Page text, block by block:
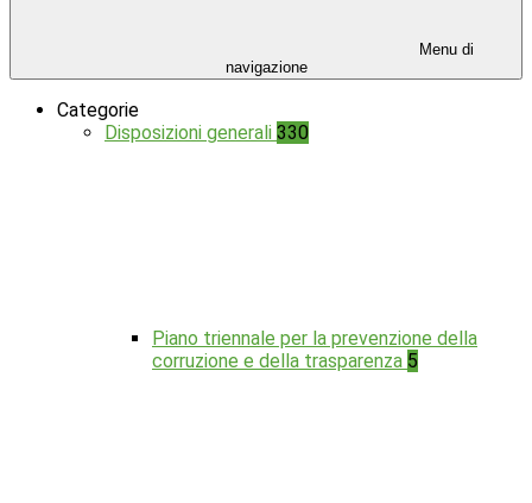
Menu di
navigazione
Categorie
Disposizioni generali 330
Piano triennale per la prevenzione della
corruzione e della trasparenza 5